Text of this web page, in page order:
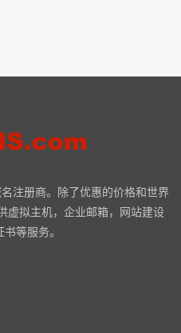
注册商。除了优惠的价格和世界
虚拟主机，企业邮箱，网站建设
等服务。